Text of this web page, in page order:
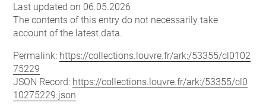
Last updated on 06.05.2026
The contents of this entry do not necessarily take
account of the latest data.
Permalink: https://collections.louvre.fr/ark:/53355/cl0102
75229
JSON Record: https://collections.louvre.fr/ark:/53355/cl0
10275229.json